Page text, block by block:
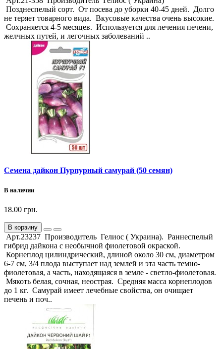
Позднеспелый сорт. От посева до уборки 40-45 дней. Долго
не теряет товарного вида. Вкусовые качества очень высокие.
Сохраняется 4-5 месяцев. Используется для лечения печени,
желчных путей, и легочных заболеваний ..
Семена дайкон Пурпурный самурай (50 семян)
В наличии
18.00 грн.
В корзину
Арт.23237 Производитель Гелиос ( Украина). Раннеспелый
гибрид дайкона с необычной фиолетовой окраской.
Корнеплод цилиндрический, длиной около 30 см, диаметром
6-7 см, 3/4 плода выступает над землей и эта часть темно-
фиолетовая, а часть, находящаяся в земле - светло-фиолетовая.
Мякоть белая, сочная, неострая. Средняя масса корнеплодов
до 1 кг. Самурай имеет лечебные свойства, он очищает
печень и поч..